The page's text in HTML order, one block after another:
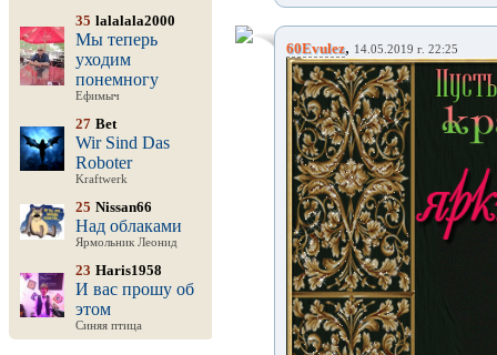
35 lalalala2000
Мы теперь
уходим
понемногу
Ефимыч
27 Bet
Wir Sind Das
Roboter
Kraftwerk
25 Nissan66
Над облаками
Ярмольник Леонид
23 Haris1958
И вас прошу об
этом
Синяя птица
60Evulez, 14.05.2019 г. 22:25